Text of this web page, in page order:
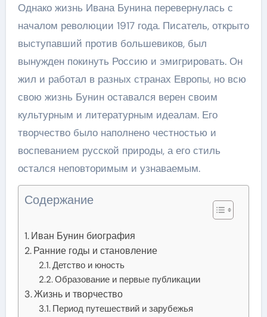
Однако жизнь Ивана Бунина перевернулась с
началом революции 1917 года. Писатель, открыто
выступавший против большевиков, был
вынужден покинуть Россию и эмигрировать. Он
жил и работал в разных странах Европы, но всю
свою жизнь Бунин оставался верен своим
культурным и литературным идеалам. Его
творчество было наполнено честностью и
воспеванием русской природы, а его стиль
остался неповторимым и узнаваемым.
Содержание
Иван Бунин биография
Ранние годы и становление
Детство и юность
Образование и первые публикации
Жизнь и творчество
Период путешествий и зарубежья